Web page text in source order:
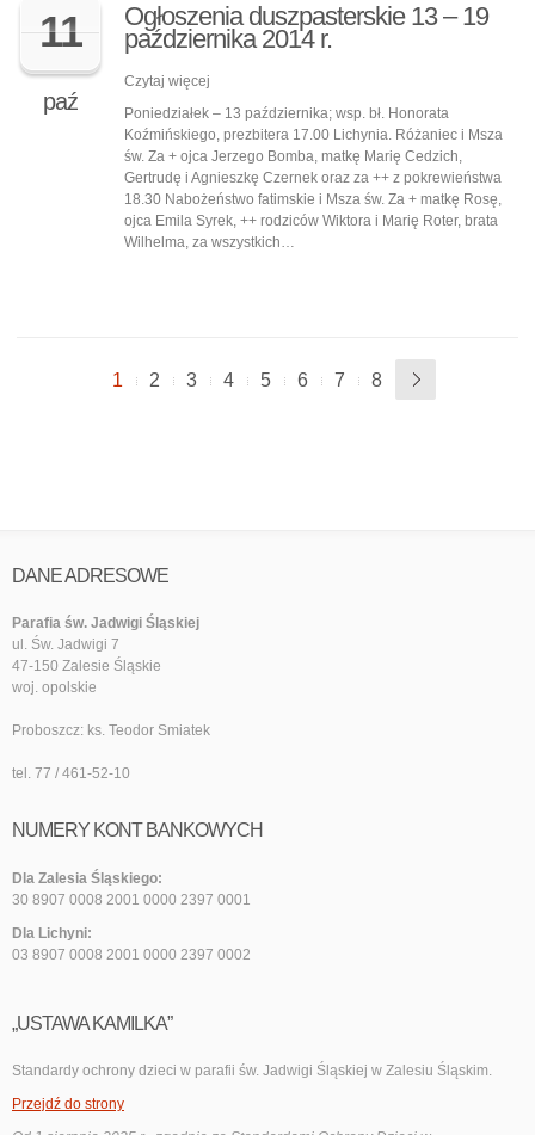
11
paź
Ogłoszenia duszpasterskie 13 – 19
października 2014 r.
Czytaj więcej
Poniedziałek – 13 października; wsp. bł. Honorata
Koźmińskiego, prezbitera 17.00 Lichynia. Różaniec i Msza
św. Za + ojca Jerzego Bomba, matkę Marię Cedzich,
Gertrudę i Agnieszkę Czernek oraz za ++ z pokrewieństwa
18.30 Nabożeństwo fatimskie i Msza św. Za + matkę Rosę,
ojca Emila Syrek, ++ rodziców Wiktora i Marię Roter, brata
Wilhelma, za wszystkich…
1 2 3 4 5 6 7 8
DANE ADRESOWE
Parafia św. Jadwigi Śląskiej
ul. Św. Jadwigi 7
47-150 Zalesie Śląskie
woj. opolskie
Proboszcz: ks. Teodor Smiatek
tel. 77 / 461-52-10
NUMERY KONT BANKOWYCH
Dla Zalesia Śląskiego:
30 8907 0008 2001 0000 2397 0001
Dla Lichyni:
03 8907 0008 2001 0000 2397 0002
„USTAWA KAMILKA”
Standardy ochrony dzieci w parafii św. Jadwigi Śląskiej w Zalesiu Śląskim.
Przejdź do strony